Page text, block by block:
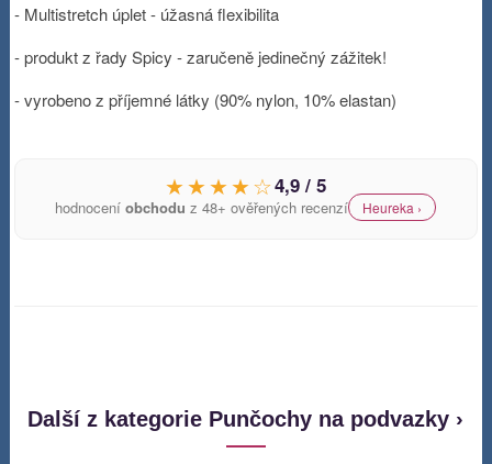
- Multistretch úplet - úžasná flexibilita
- produkt z řady Spicy - zaručeně jedinečný zážitek!
- vyrobeno z příjemné látky (90% nylon, 10% elastan)
★★★★☆4,9 / 5
hodnoceníobchodu z 48+ ověřených recenzí Heureka ›
Další z kategorie Punčochy na podvazky ›